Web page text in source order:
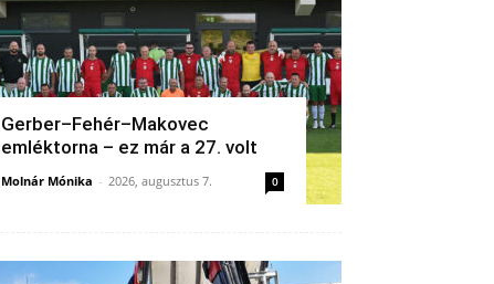
Gerber–Fehér–Makovec
emléktorna – ez már a 27. volt
Molnár Mónika - 2026, augusztus 7. 0